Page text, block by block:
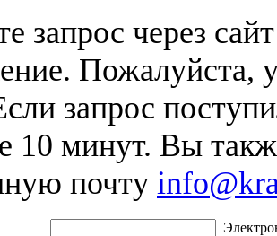
запрос через
Пожалуйста,
запрос
10 минут. Вы
почту